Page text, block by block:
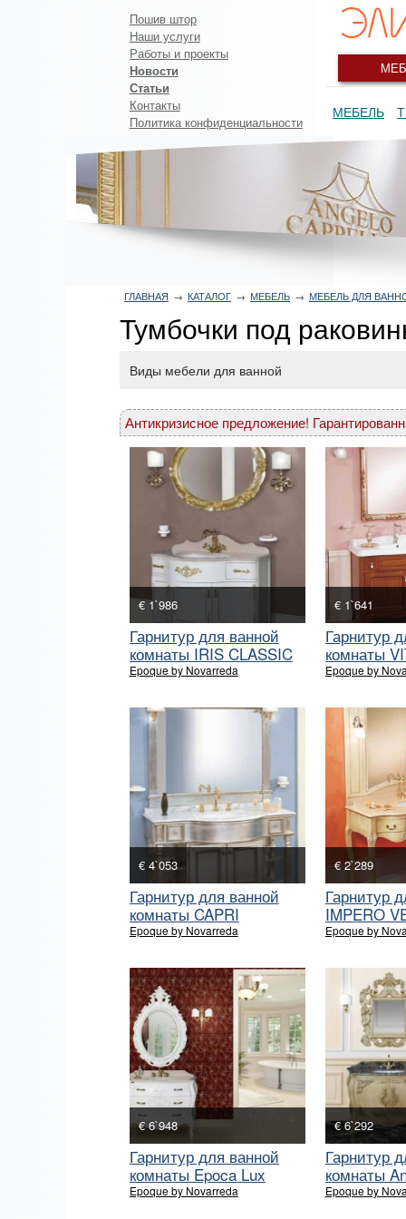
МЕБЕЛЬ
ГЛАВНАЯ → КАТАЛОГ → МЕБЕЛЬ → МЕБЕЛЬ ДЛЯ
Тумбочки под
Виды мебели для ванной
Антикризисное предложение!
€ 1`986
Гарнитур для ванной
комнаты IRIS CLASSIC
Epoque by Novarreda
€ 1`641
Гарнитур
комнаты
DECO
Epoque by
€ 4`053
Гарнитур для ванной
комнаты CAPRI
ARGENTO ANTICO
Epoque by Novarreda
€ 2`289
Гарнитур
IMPERO
Epoque by
€ 6`948
Гарнитур для ванной
комнаты Epoca Lux
Epoque by Novarreda
€ 6`292
Гарнитур
комнаты
Epoque by
Пошив штор
Наши услуги
Работы и проекты
Новости
Статьи
Контакты
Политика конфиденциальности